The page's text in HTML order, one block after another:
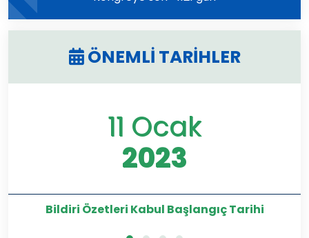
ÖNEMLİ TARİHLER
11 Ocak
2023
Bildiri Özetleri Kabul Başlangıç Tarihi